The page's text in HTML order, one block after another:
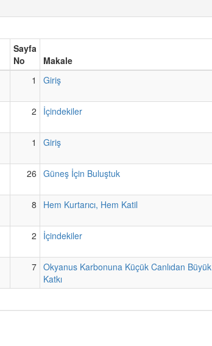
Sayfa
No
Makale
1 Giriş
2 İçindekiler
1 Giriş
26 Güneş İçin Buluştuk
8 Hem Kurtarıcı, Hem Katil
2 İçindekiler
7 Okyanus Karbonuna Küçük Canlıdan Büyük
Katkı